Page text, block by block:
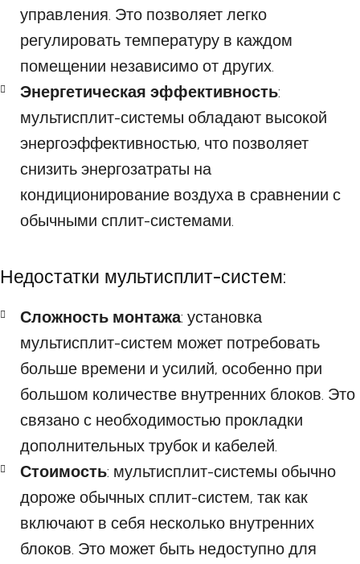
управления. Это позволяет легко
регулировать температуру в каждом
помещении независимо от других.
Энергетическая эффективность:
мультисплит-системы обладают высокой
энергоэффективностью, что позволяет
снизить энергозатраты на
кондиционирование воздуха в сравнении с
обычными сплит-системами.
Недостатки мультисплит-систем:
Сложность монтажа: установка
мультисплит-систем может потребовать
больше времени и усилий, особенно при
большом количестве внутренних блоков. Это
связано с необходимостью прокладки
дополнительных трубок и кабелей.
Стоимость: мультисплит-системы обычно
дороже обычных сплит-систем, так как
включают в себя несколько внутренних
блоков. Это может быть недоступно для